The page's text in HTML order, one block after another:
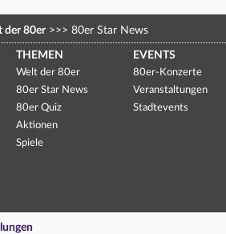
der 80er >>> 80er Star News
THEMEN
Welt der 80er
80er Star News
80er Quiz
Aktionen
Spiele
EVENTS
80er-Konzerte
Veranstaltungen
Stadtevents